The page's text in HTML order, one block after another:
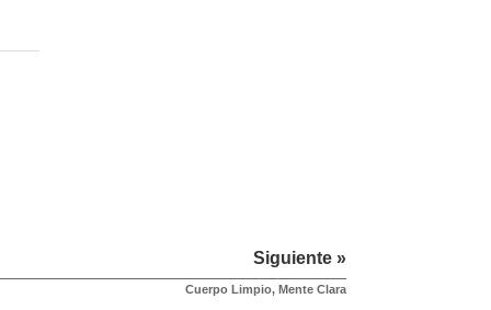
Siguiente »
Cuerpo Limpio, Mente Clara